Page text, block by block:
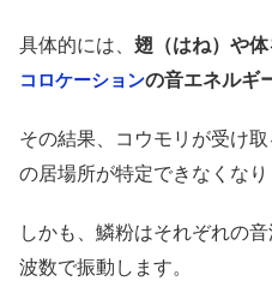
具体的には、 翅（はね）や体
コロケーションの音エネルギ
その結果、コウモリが受け
の居場所が特定できなくなり
しかも、鱗粉はそれぞれの
波数で振動します。